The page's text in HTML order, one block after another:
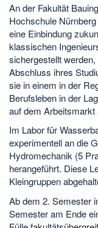
An der Fakultät
Hochschule
eine Einbindung
klassischen
sichergestellt
Abschluss ihres
sie in einem in der
Berufsleben in der
auf dem
Im Labor für
experimentell an die
Hydromechanik (5
herangeführt. Diese
Kleingruppen
Ab dem 2. Semester
Semester am Ende